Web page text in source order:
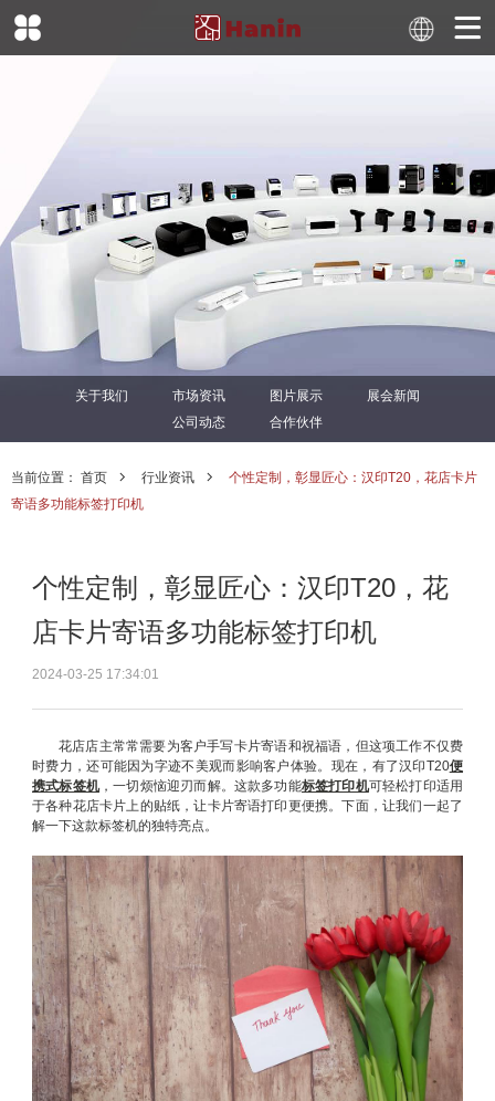
关于我们 市场资讯 图片展示
展会新闻
公司动态
合作伙伴
当前位置： 首页 行业资讯
个性定制，彰显匠心：汉印T20，花店卡片
寄语多功能标签打印机
个性定制，彰显匠心：汉印T20，花
店卡片寄语多功能标签打印机
2024-03-25 17:34:01
花店店主常常需要为客户手写卡片寄语和祝福语，但这项工作不仅费
时费力，还可能因为字迹不美观而影响客户体验。现在，有了汉印T20便
携式标签机，一切烦恼迎刃而解。这款多功能标签打印机可轻松打印适用
于各种花店卡片上的贴纸，让卡片寄语打印更便携。下面，让我们一起了
解一下这款标签机的独特亮点。